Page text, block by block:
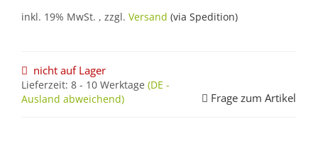
inkl. 19% MwSt. , zzgl. Versand (via Spedition)
nicht auf Lager
Lieferzeit: 8 - 10 Werktage (DE -
Ausland abweichend)
Frage zum Artikel